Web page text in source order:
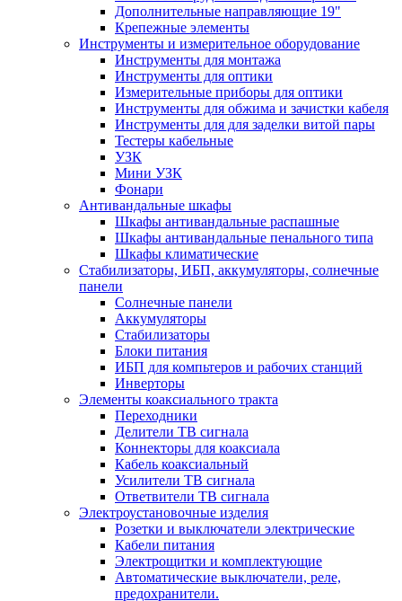
Дополнительные направляющие 19"
Крепежные элементы
Инструменты и измерительное оборудование
Инструменты для монтажа
Инструменты для оптики
Измерительные приборы для оптики
Инструменты для обжима и зачистки кабеля
Инструменты для для заделки витой пары
Тестеры кабельные
УЗК
Мини УЗК
Фонари
Антивандальные шкафы
Шкафы антивандальные распашные
Шкафы антивандальные пенального типа
Шкафы климатические
Стабилизаторы, ИБП, аккумуляторы, солнечные
панели
Солнечные панели
Аккумуляторы
Стабилизаторы
Блоки питания
ИБП для компьтеров и рабочих станций
Инверторы
Элементы коаксиального тракта
Переходники
Делители ТВ сигнала
Коннекторы для коаксиала
Кабель коаксиальный
Усилители ТВ сигнала
Ответвители ТВ сигнала
Электроустановочные изделия
Розетки и выключатели электрические
Кабели питания
Электрощитки и комплектующие
Автоматические выключатели, реле,
предохранители.